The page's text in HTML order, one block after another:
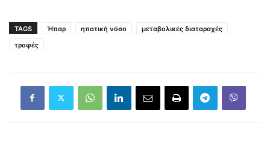
TAGS Ήπαρ ηπατική νόσο
μεταβολικές διαταραχές
τροφές